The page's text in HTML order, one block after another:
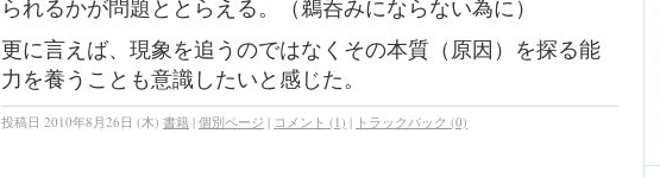
られるかが問題ととらえる。（鵜呑みにならない為に）
更に言えば、現象を追うのではなくその本質（原因）を探る能
力を養うことも意識したいと感じた。
投稿日 2010年8月26日 (木) 書籍 | 個別ページ | コメント (1) | トラックバック (0)